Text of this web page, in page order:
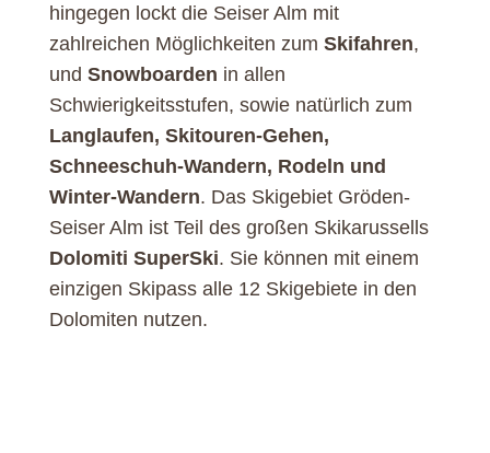
hingegen lockt die Seiser Alm mit
zahlreichen Möglichkeiten zum Skifahren,
und Snowboarden in allen
Schwierigkeitsstufen, sowie natürlich zum
Langlaufen, Skitouren-Gehen,
Schneeschuh-Wandern, Rodeln und
Winter-Wandern. Das Skigebiet Gröden-
Seiser Alm ist Teil des großen Skikarussells
Dolomiti SuperSki. Sie können mit einem
einzigen Skipass alle 12 Skigebiete in den
Dolomiten nutzen.